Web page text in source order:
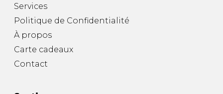
Services
Politique de Confidentialité
À propos
Carte cadeaux
Contact